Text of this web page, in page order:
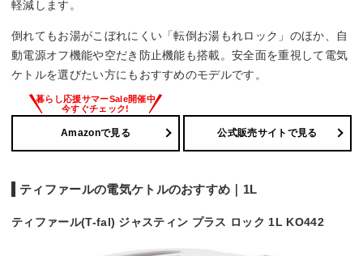
軽減します。
倒れてもお湯がこぼれにくい「転倒お湯もれロック」のほか、自
動電源オフ機能や空だき防止機能も搭載。安全面を重視して電気
ケトルを選びたい方にもおすすめのモデルです。
Amazonで見る 公式販売サイトで見る
ティファールの電気ケトルのおすすめ｜1L
ティファール(T-fal) ジャスティン プラス ロック 1L KO442